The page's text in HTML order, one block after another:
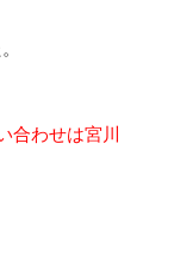
合わせは宮川